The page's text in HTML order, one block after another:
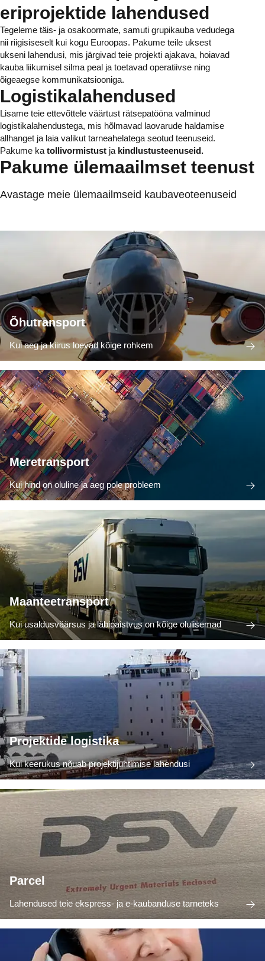
eriprojektide lahendused
Tegeleme täis- ja osakoormate, samuti grupikauba vedudega
nii riigisiseselt kui kogu Euroopas. Pakume teile uksest
ukseni lahendusi, mis järgivad teie projekti ajakava, hoiavad
kauba liikumisel silma peal ja toetavad operatiivse ning
õigeaegse kommunikatsiooniga.
Logistikalahendused
Lisame teie ettevõttele väärtust rätsepatööna valminud
logistikalahendustega, mis hõlmavad laovarude haldamise
allhanget ja laia valikut tarneahelatega seotud teenuseid.
Pakume ka tollivormistust ja kindlustusteenuseid.
Pakume ülemaailmset teenust
Avastage meie ülemaailmseid kaubaveoteenuseid
Õhutransport
Kui aeg ja kiirus loevad kõige rohkem
Meretransport
Kui hind on oluline ja aeg pole probleem
Maanteetransport
Kui usaldusväärsus ja läbipaistvus on kõige olulisemad
Projektide logistika
Kui keerukus nõuab projektijuhtimise lahendusi
Parcel
Lahendused teie ekspress- ja e-kaubanduse tarneteks